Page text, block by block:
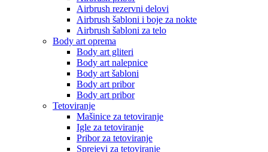
Airbrush rezervni delovi
Airbrush šabloni i boje za nokte
Airbrush šabloni za telo
Body art oprema
Body art gliteri
Body art nalepnice
Body art šabloni
Body art pribor
Body art pribor
Tetoviranje
Mašinice za tetoviranje
Igle za tetoviranje
Pribor za tetoviranje
Sprejevi za tetoviranje